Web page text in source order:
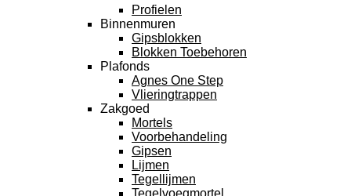
Profielen
Binnenmuren
Gipsblokken
Blokken Toebehoren
Plafonds
Agnes One Step
Vlieringtrappen
Zakgoed
Mortels
Voorbehandeling
Gipsen
Lijmen
Tegellijmen